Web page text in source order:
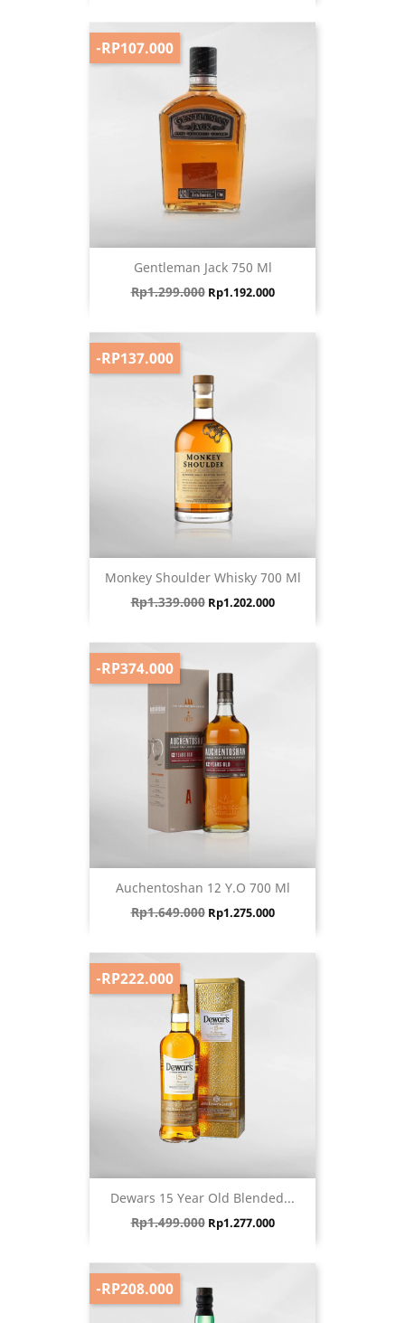
Gentleman Jack 750 Ml
Harga biasa
Rp1.299.000 Harga
Rp1.192.000
-RP107.000
Monkey Shoulder Whisky 700 Ml
Harga biasa
Rp1.339.000 Harga
Rp1.202.000
-RP137.000
Auchentoshan 12 Y.O 700 Ml
Harga biasa
Rp1.649.000 Harga
Rp1.275.000
-RP374.000
Dewars 15 Year Old Blended...
Harga biasa
Rp1.499.000 Harga
Rp1.277.000
-RP222.000
-RP208.000